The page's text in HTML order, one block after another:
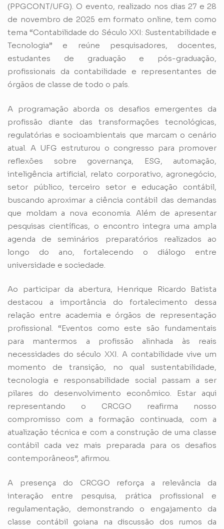
(PPGCONT/UFG). O evento, realizado nos dias 27 e 28
de novembro de 2025 em formato online, tem como
tema “Contabilidade do Século XXI: Sustentabilidade e
Tecnologia” e reúne pesquisadores, docentes,
estudantes de graduação e pós-graduação,
profissionais da contabilidade e representantes de
órgãos de classe de todo o país.
A programação aborda os desafios emergentes da
profissão diante das transformações tecnológicas,
regulatórias e socioambientais que marcam o cenário
atual. A UFG estruturou o congresso para promover
reflexões sobre governança, ESG, automação,
inteligência artificial, relato corporativo, agronegócio,
setor público, terceiro setor e educação contábil,
buscando aproximar a ciência contábil das demandas
que moldam a nova economia. Além de apresentar
pesquisas científicas, o encontro integra uma ampla
agenda de seminários preparatórios realizados ao
longo do ano, fortalecendo o diálogo entre
universidade e sociedade.
Ao participar da abertura, Henrique Ricardo Batista
destacou a importância do fortalecimento dessa
relação entre academia e órgãos de representação
profissional. “Eventos como este são fundamentais
para mantermos a profissão alinhada às reais
necessidades do século XXI. A contabilidade vive um
momento de transição, no qual sustentabilidade,
tecnologia e responsabilidade social passam a ser
pilares do desenvolvimento econômico. Estar aqui
representando o CRCGO reafirma nosso
compromisso com a formação continuada, com a
atualização técnica e com a construção de uma classe
contábil cada vez mais preparada para os desafios
contemporâneos”, afirmou.
A presença do CRCGO reforça a relevância da
interação entre pesquisa, prática profissional e
regulamentação, demonstrando o engajamento da
classe contábil goiana na discussão dos rumos da